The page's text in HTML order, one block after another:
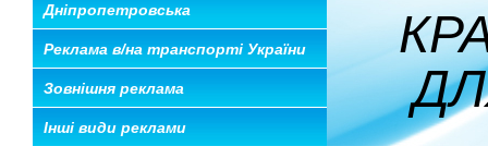
Дніпропетровська
Реклама в/на транспорті України
Зовнішня реклама
Інші види реклами